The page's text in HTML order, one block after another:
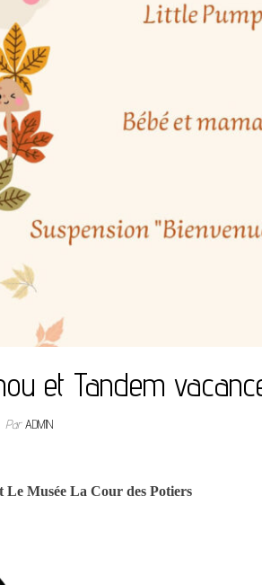
et Tandem
ParADMIN
Le Musée La Cour des Potiers